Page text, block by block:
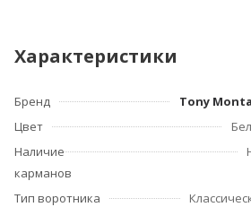
Характеристики
Бренд
Tony
Цвет
Наличие
карманов
Тип воротника